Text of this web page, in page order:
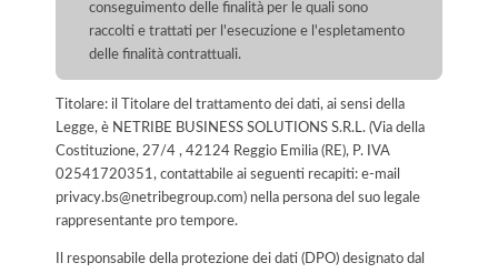
conseguimento delle finalità per le quali sono
raccolti e trattati per l'esecuzione e l'espletamento
delle finalità contrattuali.
Titolare: il Titolare del trattamento dei dati, ai sensi della
Legge, è NETRIBE BUSINESS SOLUTIONS S.R.L. (Via della
Costituzione, 27/4 , 42124 Reggio Emilia (RE), P. IVA
02541720351, contattabile ai seguenti recapiti: e-mail
privacy.bs@netribegroup.com) nella persona del suo legale
rappresentante pro tempore.
Il responsabile della protezione dei dati (DPO) designato dal